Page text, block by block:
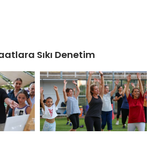
Sıkı Denetim